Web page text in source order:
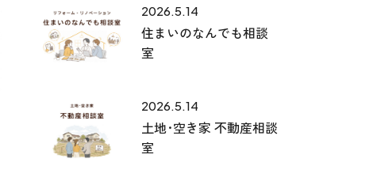
2026.5.14
住まいのなんでも相談
室
2026.5.14
土地･空き家 不動産相談
室